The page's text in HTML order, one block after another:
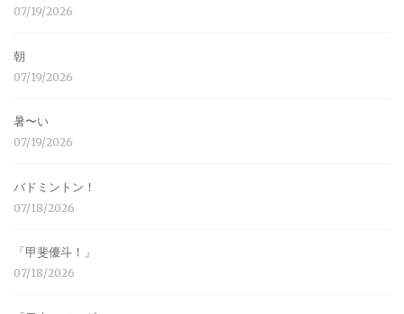
07/19/2026
朝
07/19/2026
暑〜い
07/19/2026
バドミントン！
07/18/2026
「甲斐優斗！」
07/18/2026